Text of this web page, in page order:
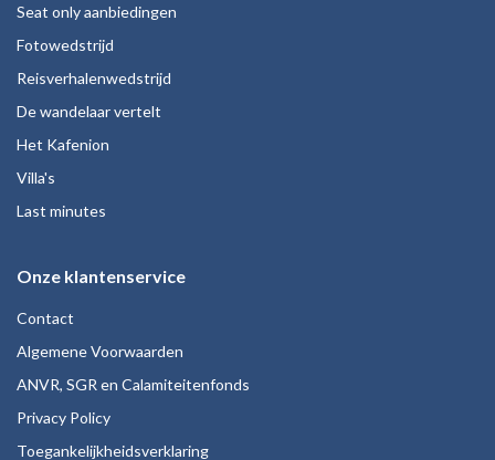
Seat only aanbiedingen
Fotowedstrijd
Reisverhalenwedstrijd
De wandelaar vertelt
Het Kafenion
Villa's
Last minutes
Onze klantenservice
Contact
Algemene Voorwaarden
ANVR, SGR en Calamiteitenfonds
Privacy Policy
Toegankelijkheidsverklaring